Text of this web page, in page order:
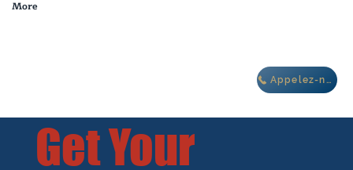
villas Oasis IBIZA
Appelez-nous
More
Get Your